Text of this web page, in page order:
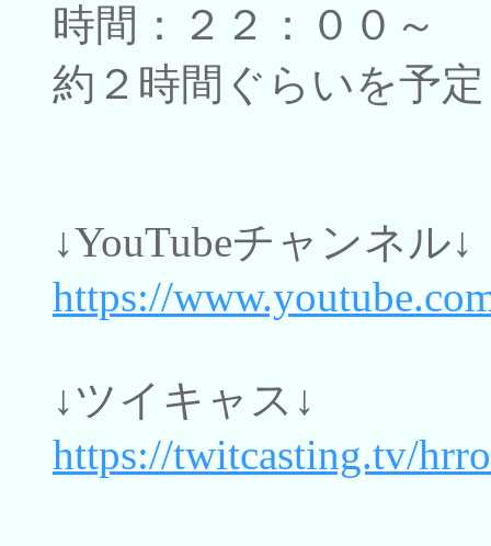
時間：２２：００～
約２時間ぐらいを予
↓YouTubeチャンネル↓
https://
↓ツイキャス↓
https://twitcasting.tv/